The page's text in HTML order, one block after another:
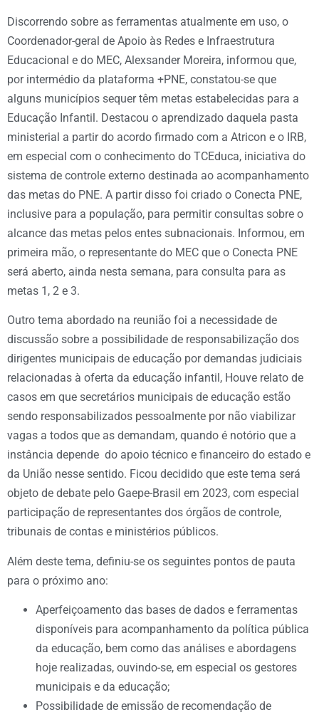
Discorrendo sobre as ferramentas atualmente em uso, o
Coordenador-geral de Apoio às Redes e Infraestrutura
Educacional e do MEC, Alexsander Moreira, informou que,
por intermédio da plataforma +PNE, constatou-se que
alguns municípios sequer têm metas estabelecidas para a
Educação Infantil. Destacou o aprendizado daquela pasta
ministerial a partir do acordo firmado com a Atricon e o IRB,
em especial com o conhecimento do TCEduca, iniciativa do
sistema de controle externo destinada ao acompanhamento
das metas do PNE. A partir disso foi criado o Conecta PNE,
inclusive para a população, para permitir consultas sobre o
alcance das metas pelos entes subnacionais. Informou, em
primeira mão, o representante do MEC que o Conecta PNE
será aberto, ainda nesta semana, para consulta para as
metas 1, 2 e 3.
Outro tema abordado na reunião foi a necessidade de
discussão sobre a possibilidade de responsabilização dos
dirigentes municipais de educação por demandas judiciais
relacionadas à oferta da educação infantil, Houve relato de
casos em que secretários municipais de educação estão
sendo responsabilizados pessoalmente por não viabilizar
vagas a todos que as demandam, quando é notório que a
instância depende do apoio técnico e financeiro do estado e
da União nesse sentido. Ficou decidido que este tema será
objeto de debate pelo Gaepe-Brasil em 2023, com especial
participação de representantes dos órgãos de controle,
tribunais de contas e ministérios públicos.
Além deste tema, definiu-se os seguintes pontos de pauta
para o próximo ano:
Aperfeiçoamento das bases de dados e ferramentas
disponíveis para acompanhamento da política pública
da educação, bem como das análises e abordagens
hoje realizadas, ouvindo-se, em especial os gestores
municipais e da educação;
Possibilidade de emissão de recomendação de